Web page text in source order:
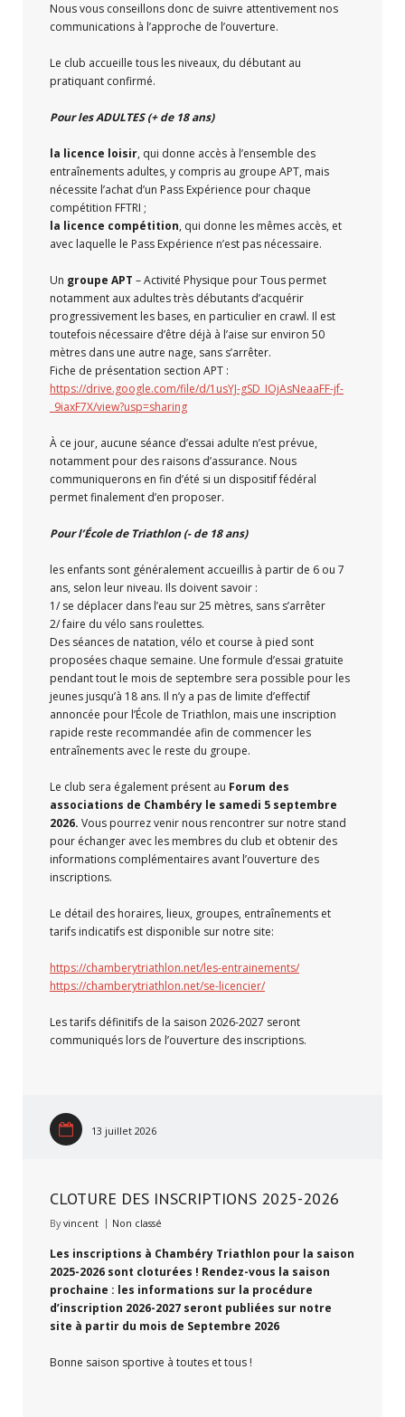
Nous vous conseillons donc de suivre attentivement nos
communications à l’approche de l’ouverture.
Le club accueille tous les niveaux, du débutant au
pratiquant confirmé.
Pour les ADULTES (+ de 18 ans)
la licence loisir, qui donne accès à l’ensemble des
entraînements adultes, y compris au groupe APT, mais
nécessite l’achat d’un Pass Expérience pour chaque
compétition FFTRI ;
la licence compétition, qui donne les mêmes accès, et
avec laquelle le Pass Expérience n’est pas nécessaire.
Un groupe APT – Activité Physique pour Tous permet
notamment aux adultes très débutants d’acquérir
progressivement les bases, en particulier en crawl. Il est
toutefois nécessaire d’être déjà à l’aise sur environ 50
mètres dans une autre nage, sans s’arrêter.
Fiche de présentation section APT :
https://drive.google.com/file/d/1usYJ-gSD_IOjAsNeaaFF-jf-
_9iaxF7X/view?usp=sharing
À ce jour, aucune séance d’essai adulte n’est prévue,
notamment pour des raisons d’assurance. Nous
communiquerons en fin d’été si un dispositif fédéral
permet finalement d’en proposer.
Pour l’École de Triathlon (- de 18 ans)
les enfants sont généralement accueillis à partir de 6 ou 7
ans, selon leur niveau. Ils doivent savoir :
1/ se déplacer dans l’eau sur 25 mètres, sans s’arrêter
2/ faire du vélo sans roulettes.
Des séances de natation, vélo et course à pied sont
proposées chaque semaine. Une formule d’essai gratuite
pendant tout le mois de septembre sera possible pour les
jeunes jusqu’à 18 ans. Il n’y a pas de limite d’effectif
annoncée pour l’École de Triathlon, mais une inscription
rapide reste recommandée afin de commencer les
entraînements avec le reste du groupe.
Le club sera également présent au Forum des
associations de Chambéry le samedi 5 septembre
2026. Vous pourrez venir nous rencontrer sur notre stand
pour échanger avec les membres du club et obtenir des
informations complémentaires avant l’ouverture des
inscriptions.
Le détail des horaires, lieux, groupes, entraînements et
tarifs indicatifs est disponible sur notre site:
https://chamberytriathlon.net/les-entrainements/
https://chamberytriathlon.net/se-licencier/
Les tarifs définitifs de la saison 2026-2027 seront
communiqués lors de l’ouverture des inscriptions.
13 juillet 2026
CLOTURE DES INSCRIPTIONS 2025-2026
Byvincent Non classé
Les inscriptions à Chambéry Triathlon pour la saison
2025-2026 sont cloturées ! Rendez-vous la saison
prochaine : les informations sur la procédure
d’inscription 2026-2027 seront publiées sur notre
site à partir du mois de Septembre 2026
Bonne saison sportive à toutes et tous !